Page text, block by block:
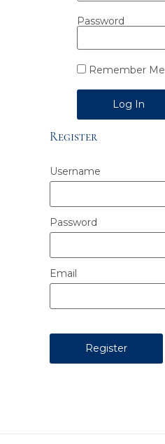
Password
Remember Me
Alternative:
Register
Username
Password
Email